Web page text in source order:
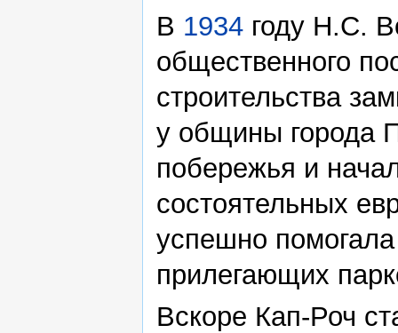
В 1934 году Н.С.
общественного
строительства
у общины города
побережья и
состоятельных
успешно
прилегающих
Вскоре Кап-Роч